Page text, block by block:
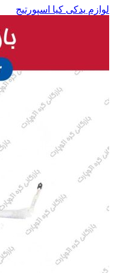
لوازم یدکی کیا اسپورتیج